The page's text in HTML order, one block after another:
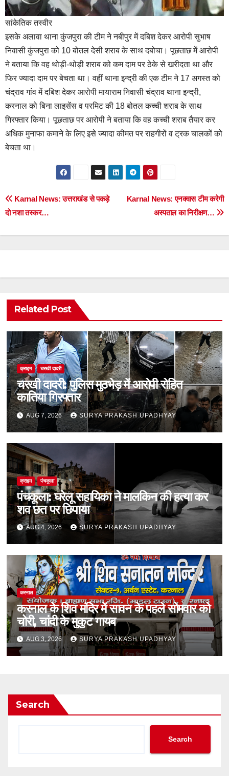
सांकेतिक तस्वीर
इसके अलावा थाना कुंजपुरा की टीम ने नबीपुर में दबिश देकर आरोपी सुभाष
निवासी कुंजपुरा को 10 बोतल देसी शराब के साथ दबोचा। पूछताछ में आरोपी
ने बताया कि वह थोड़ी-थोड़ी शराब को कम दाम पर ठेके से खरीदता था और
फिर ज्यादा दाम पर बेचता था। वहीं थाना इन्द्री की एक टीम ने 17 अगस्त को
चंद्राव गांव में दबिश देकर आरोपी मायाराम निवासी चंद्राव थाना इन्द्री,
करनाल को बिना लाइसेंस व परमिट की 18 बोतल कच्ची शराब के साथ
गिरफ्तार किया। पूछताछ पर आरोपी ने बताया कि वह कच्ची शराब तैयार कर
अधिक मुनाफा कमाने के लिए इसे ज्यादा कीमत पर राहगीरों व ट्रक चालकों को
बेचता था।
Post
navigation
Karnal News: एनक्वास टीम करेगी
अस्पताल का निरीक्षण…
Karnal News: उत्तराखंड से पकड़े
दो नशा तस्कर…
Related Post
क्राइम चरखी दादरी
चरखी दादरी: पुलिस मुठभेड़ में आरोपी रोहित
कातिया गिरफ्तार
AUG 7, 2026 SURYA PRAKASH UPADHYAY
क्राइम पंचकूला
पंचकूला: घरेलू सहायिका ने मालकिन की हत्या कर
शव छत पर छिपाया
AUG 4, 2026 SURYA PRAKASH UPADHYAY
करनाल
करनाल के शिव मंदिर में सावन के पहले सोमवार को
चोरी, चांदी के मुकुट गायब
AUG 3, 2026 SURYA PRAKASH UPADHYAY
Search
Search